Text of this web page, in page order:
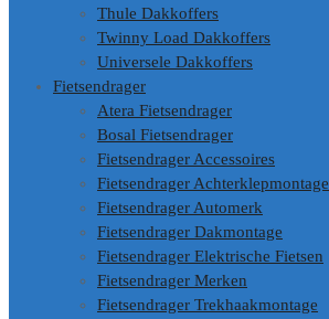
Thule Dakkoffers
Twinny Load Dakkoffers
Universele Dakkoffers
Fietsendrager
Atera Fietsendrager
Bosal Fietsendrager
Fietsendrager Accessoires
Fietsendrager Achterklepmontage
Fietsendrager Automerk
Fietsendrager Dakmontage
Fietsendrager Elektrische Fietsen
Fietsendrager Merken
Fietsendrager Trekhaakmontage